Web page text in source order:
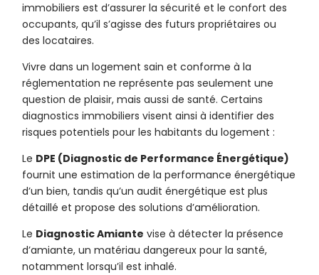
immobiliers est d’assurer la sécurité et le confort des
occupants, qu’il s’agisse des futurs propriétaires ou
des locataires.
Vivre dans un logement sain et conforme à la
réglementation ne représente pas seulement une
question de plaisir, mais aussi de santé. Certains
diagnostics immobiliers visent ainsi à identifier des
risques potentiels pour les habitants du logement :
Le DPE (Diagnostic de Performance Énergétique)
fournit une estimation de la performance énergétique
d’un bien, tandis qu’un audit énergétique est plus
détaillé et propose des solutions d’amélioration.
Le Diagnostic Amiante vise à détecter la présence
d’amiante, un matériau dangereux pour la santé,
notamment lorsqu’il est inhalé.